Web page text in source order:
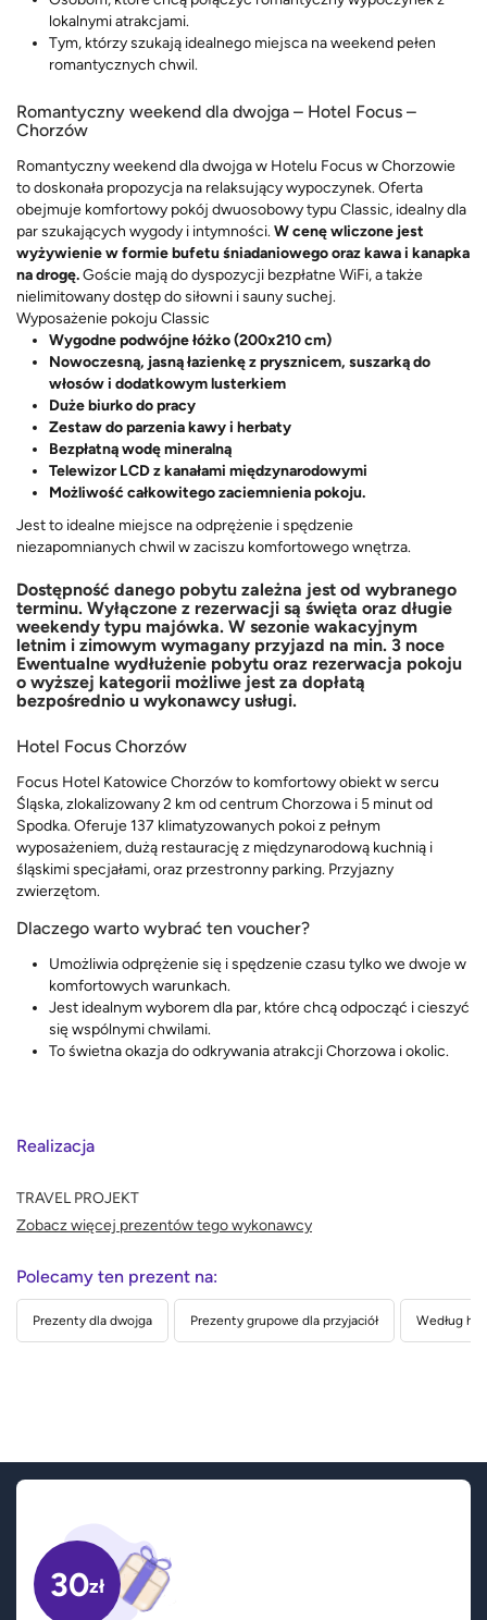
lokalnymi atrakcjami.
Tym, którzy szukają idealnego miejsca na weekend pełen
romantycznych chwil.
Romantyczny weekend dla dwojga – Hotel Focus –
Chorzów
Romantyczny weekend dla dwojga w Hotelu Focus w Chorzowie
to doskonała propozycja na relaksujący wypoczynek. Oferta
obejmuje komfortowy pokój dwuosobowy typu Classic, idealny dla
par szukających wygody i intymności.W cenę wliczone jest
wyżywienie w formie bufetu śniadaniowego oraz kawa i kanapka
na drogę.Goście mają do dyspozycji bezpłatne WiFi, a także
nielimitowany dostęp do siłowni i sauny suchej.
Wyposażenie pokoju Classic
Wygodne podwójne łóżko (200x210 cm)
Nowoczesną, jasną łazienkę z prysznicem, suszarką do
włosów i dodatkowym lusterkiem
Duże biurko do pracy
Zestaw do parzenia kawy i herbaty
Bezpłatną wodę mineralną
Telewizor LCD z kanałami międzynarodowymi
Możliwość całkowitego zaciemnienia pokoju.
Jest to idealne miejsce na odprężenie i spędzenie
niezapomnianych chwil w zaciszu komfortowego wnętrza.
Dostępność danego pobytu zależna jest od wybranego
terminu. Wyłączone z rezerwacji są święta oraz długie
weekendy typu majówka. W sezonie wakacyjnym
letnim i zimowym wymagany przyjazd na min. 3 noce
Ewentualne wydłużenie pobytu oraz rezerwacja pokoju
o wyższej kategorii możliwe jest za dopłatą
bezpośrednio u wykonawcy usługi.
Hotel Focus Chorzów
Focus Hotel Katowice Chorzów to komfortowy obiekt w sercu
Śląska, zlokalizowany 2 km od centrum Chorzowa i 5 minut od
Spodka. Oferuje 137 klimatyzowanych pokoi z pełnym
wyposażeniem, dużą restaurację z międzynarodową kuchnią i
śląskimi specjałami, oraz przestronny parking. Przyjazny
zwierzętom.
Dlaczego warto wybrać ten voucher?
Umożliwia odprężenie się i spędzenie czasu tylko we dwoje w
komfortowych warunkach.
Jest idealnym wyborem dla par, które chcą odpocząć i cieszyć
się wspólnymi chwilami.
To świetna okazja do odkrywania atrakcji Chorzowa i okolic.
Realizacja
TRAVEL PROJEKT
Zobacz więcej prezentów tego wykonawcy
Polecamy ten prezent na:
Prezenty dla dwojga Prezenty grupowe dla przyjaciół Według
30zł